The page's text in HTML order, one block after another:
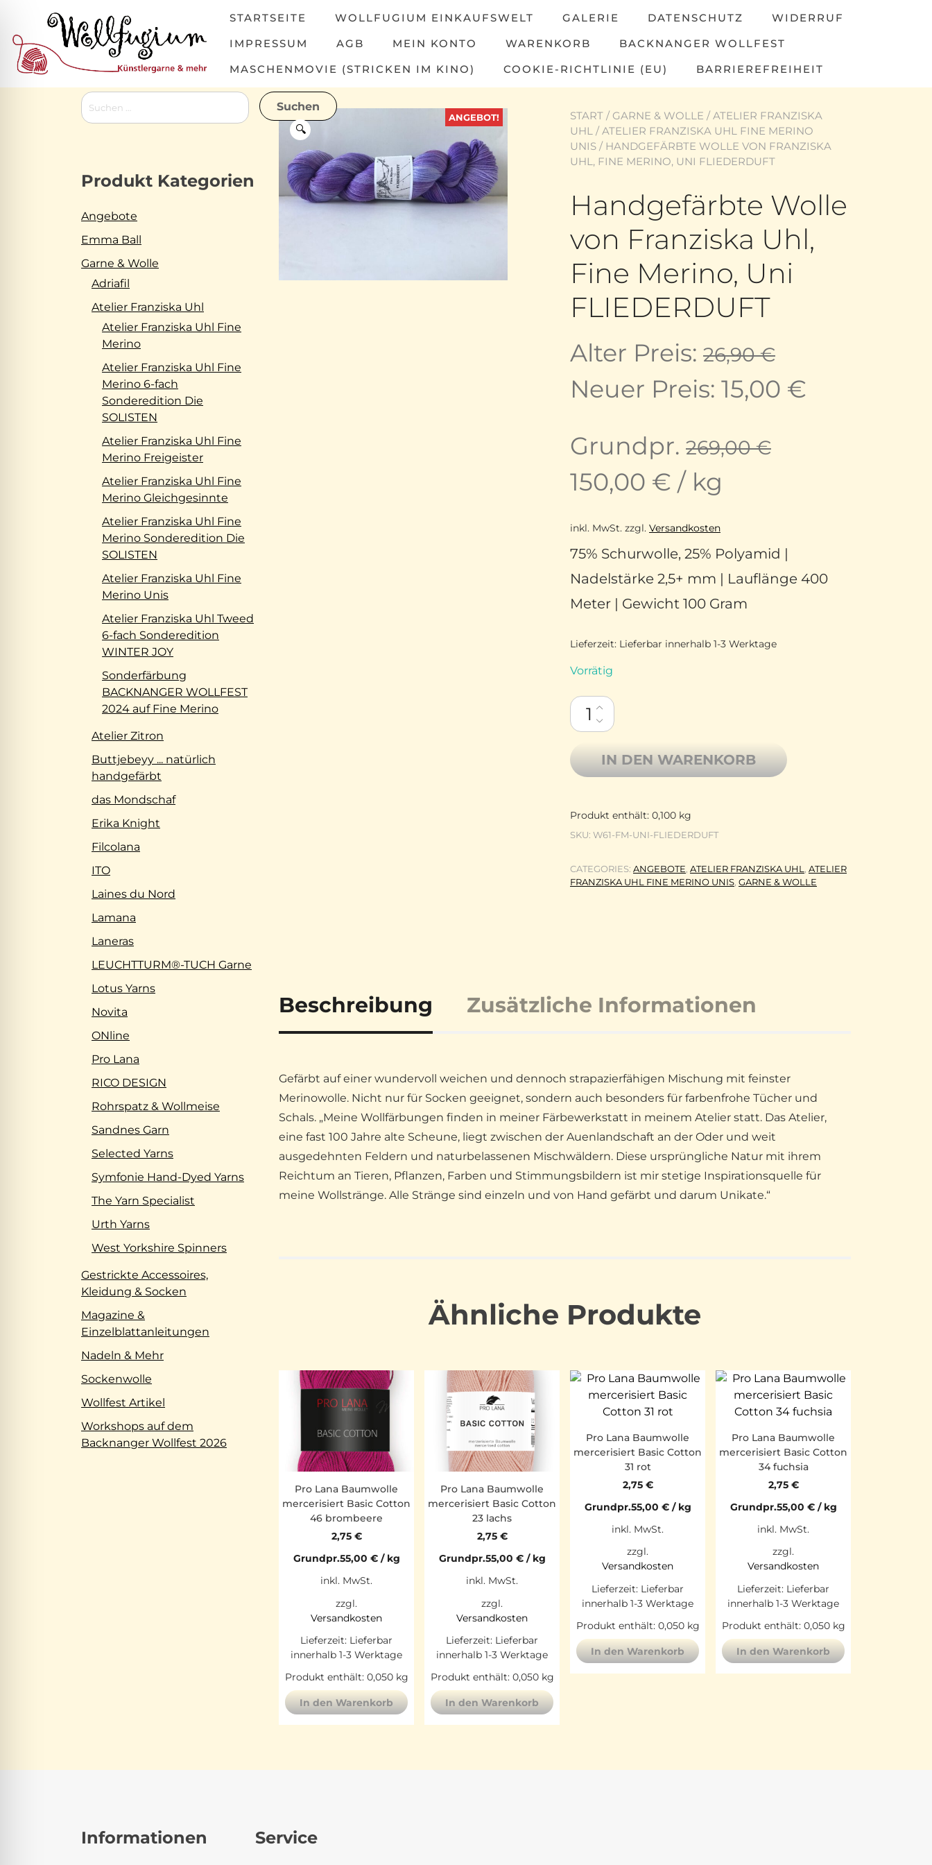
content
STARTSEITE WOLLFUGIUM EINKAUFSWELT GALERIE DATENSCHUTZ
WIDERRUF
IMPRESSUM
AGB MEIN KONTO WARENKORB
BACKNANGER WOLLFEST
MASCHENMOVIE (STRICKEN IM KINO)
COOKIE-RICHTLINIE (EU) BARRIEREFREIHEIT
🔍
ANGEBOT! START / GARNE & WOLLE /ATELIER FRANZISKA
UHL /ATELIER FRANZISKA UHL FINE MERINO
UNIS / HANDGEFÄRBTE WOLLE VON FRANZISKA
UHL, FINE MERINO, UNI FLIEDERDUFT
Handgefärbte Wolle
von Franziska Uhl,
Fine Merino, Uni
FLIEDERDUFT
Alter Preis: 26,90€
Preis
Neuer Preis: 15,00 €
Grundpr. 269,00€
150,00 € / kg
inkl. MwSt. zzgl. Versandkosten
75% Schurwolle, 25% Polyamid |
Nadelstärke 2,5+ mm | Lauflänge 400
Meter | Gewicht 100 Gram
Lieferzeit: Lieferbar innerhalb 1-3 Werktage
Vorrätig
Handgefärbte Wolle von Franziska Uhl, Fine Merino, Uni
IN DEN WARENKORB
Produkt enthält: 0,100 kg
SKU: W61-FM-UNI-FLIEDERDUFT
CATEGORIES: ANGEBOTE ATELIER FRANZISKA UHL
ATELIER
FRANZISKA UHL FINE MERINO UNIS GARNE & WOLLE
Beschreibung Zusätzliche Informationen
Gefärbt auf einer wundervoll weichen und dennoch strapazierfähigen Mischung mit feinster
Merinowolle. Nicht nur für Socken geeignet, sondern auch besonders für farbenfrohe Tücher und
Schals. „Meine Wollfärbungen finden in meiner Färbewerkstatt in meinem Atelier statt. Das Atelier,
eine fast 100 Jahre alte Scheune, liegt zwischen der Auenlandschaft an der Oder und weit
ausgedehnten Feldern und naturbelassenen Mischwäldern. Diese ursprüngliche Natur mit ihrem
Reichtum an Tieren, Pflanzen, Farben und Stimmungsbildern ist mir stetige Inspirationsquelle für
meine Wollstränge. Alle Stränge sind einzeln und von Hand gefärbt und darum Unikate.“
Ähnliche Produkte
Pro Lana Baumwolle
mercerisiert Basic Cotton
46 brombeere
2,75 €
Grundpr.55,00 €/ kg
inkl. MwSt.
zzgl.
Versandkosten
Lieferzeit: Lieferbar
innerhalb 1-3 Werktage
Produkt enthält: 0,050 kg
In den Warenkorb
Pro Lana Baumwolle
mercerisiert Basic Cotton
23 lachs
2,75 €
Grundpr.55,00 €/ kg
inkl. MwSt.
zzgl.
Versandkosten
Lieferzeit: Lieferbar
innerhalb 1-3 Werktage
Produkt enthält: 0,050 kg
In den Warenkorb
Pro Lana Baumwolle
mercerisiert Basic Cotton
31 rot
2,75 €
Grundpr.55,00 €/ kg
inkl. MwSt.
zzgl.
Versandkosten
Lieferzeit: Lieferbar
innerhalb 1-3 Werktage
Produkt enthält: 0,050 kg
In den Warenkorb
Pro Lana Baumwolle
mercerisiert Basic Cotton
34 fuchsia
2,75 €
Grundpr.55,00 €/ kg
inkl. MwSt.
zzgl.
Versandkosten
Lieferzeit: Lieferbar
innerhalb 1-3 Werktage
Produkt enthält: 0,050 kg
In den Warenkorb
Suchen
nach:
Produkt Kategorien
Angebote
Emma Ball
Garne & Wolle
Adriafil
Atelier Franziska Uhl
Atelier Franziska Uhl Fine
Merino
Atelier Franziska Uhl Fine
Merino 6-fach
Sonderedition Die
SOLISTEN
Atelier Franziska Uhl Fine
Merino Freigeister
Atelier Franziska Uhl Fine
Merino Gleichgesinnte
Atelier Franziska Uhl Fine
Merino Sonderedition Die
SOLISTEN
Atelier Franziska Uhl Fine
Merino Unis
Atelier Franziska Uhl Tweed
6-fach Sonderedition
WINTER JOY
Sonderfärbung
BACKNANGER WOLLFEST
2024 auf Fine Merino
Atelier Zitron
Buttjebeyy ... natürlich
handgefärbt
das Mondschaf
Erika Knight
Filcolana
ITO
Laines du Nord
Lamana
Laneras
LEUCHTTURM®-TUCH Garne
Lotus Yarns
Novita
ONline
Pro Lana
RICO DESIGN
Rohrspatz & Wollmeise
Sandnes Garn
Selected Yarns
Symfonie Hand-Dyed Yarns
The Yarn Specialist
Urth Yarns
West Yorkshire Spinners
Gestrickte Accessoires,
Kleidung & Socken
Magazine &
Einzelblattanleitungen
Nadeln & Mehr
Sockenwolle
Wollfest Artikel
Workshops auf dem
Backnanger Wollfest 2026
Informationen Service